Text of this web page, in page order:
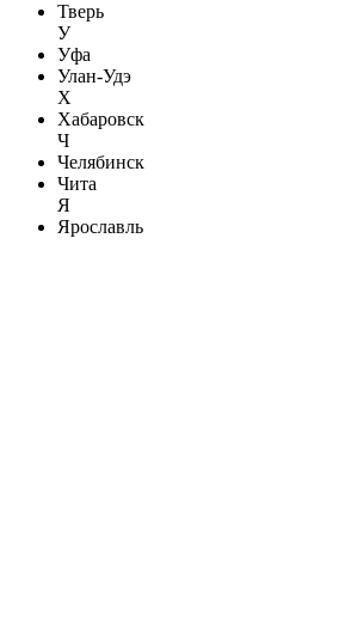
Тверь
У
Уфа
Улан-Удэ
Х
Хабаровск
Ч
Челябинск
Чита
Я
Ярославль